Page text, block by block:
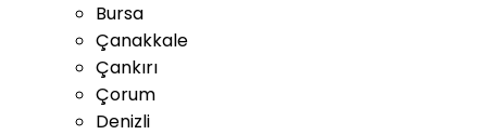
Bursa
Çanakkale
Çankırı
Çorum
Denizli